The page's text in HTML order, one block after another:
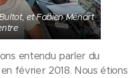
et Fabien Ménart
entendu parler du
février 2018. Nous étions